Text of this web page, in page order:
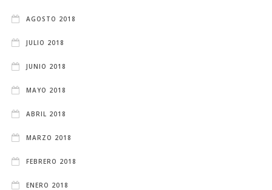
AGOSTO 2018
JULIO 2018
JUNIO 2018
MAYO 2018
ABRIL 2018
MARZO 2018
FEBRERO 2018
ENERO 2018